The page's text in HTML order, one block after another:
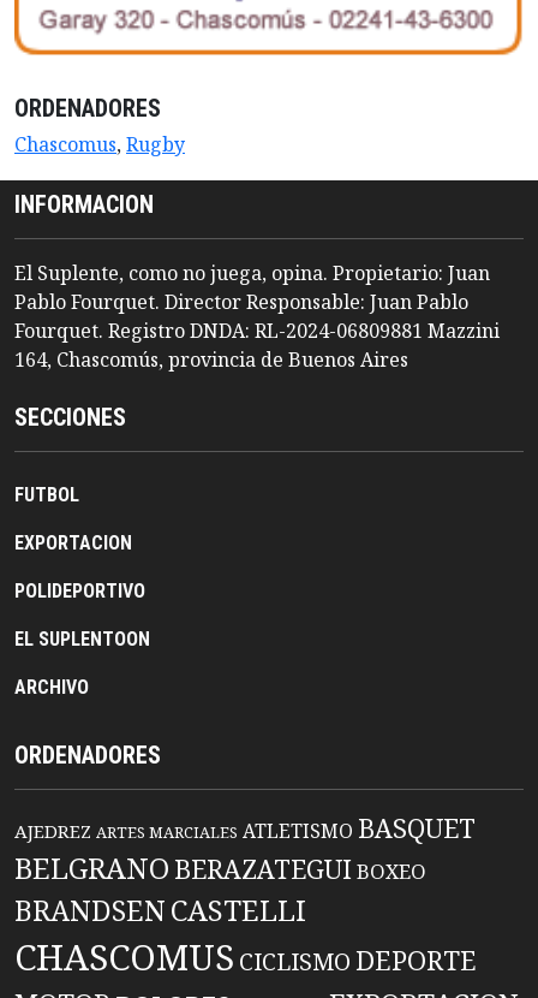
ORDENADORES
Chascomus,Rugby
INFORMACION
El Suplente, como no juega, opina. Propietario: Juan
Pablo Fourquet. Director Responsable: Juan Pablo
Fourquet. Registro DNDA: RL-2024-06809881 Mazzini
164, Chascomús, provincia de Buenos Aires
SECCIONES
FUTBOL
EXPORTACION
POLIDEPORTIVO
EL SUPLENTOON
ARCHIVO
ORDENADORES
AJEDREZ ARTES MARCIALES ATLETISMO BASQUET
BELGRANO BERAZATEGUIBOXEO
BRANDSENCASTELLI
CHASCOMUS CICLISMO DEPORTE